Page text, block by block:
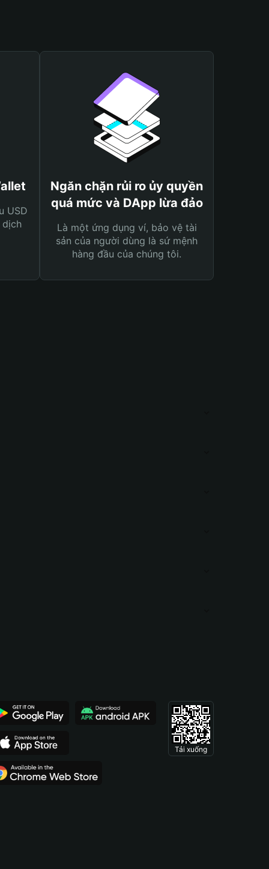
USD
dịch
Ngăn chặn rủi ro ủy quyền
quá mức và DApp lừa đảo
Là một ứng dụng ví, bảo vệ tài
sản của người dùng là sứ mệnh
hàng đầu của chúng tôi.
Tải xuống